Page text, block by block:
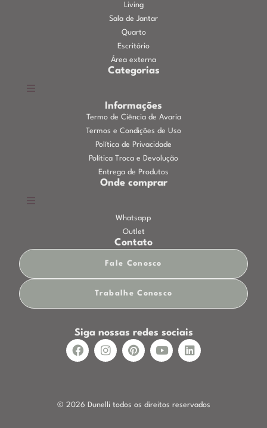
Living
Sala de Jantar
Quarto
Escritório
Área externa
Categorias
Informações
Termo de Ciência de Avaria
Termos e Condições de Uso
Política de Privacidade
Política Troca e Devolução
Entrega de Produtos
Onde comprar
Whatsapp
Outlet
Contato
Fale Conosco
Trabalhe Conosco
Siga nossas redes sociais
© 2026 Dunelli todos os direitos reservados